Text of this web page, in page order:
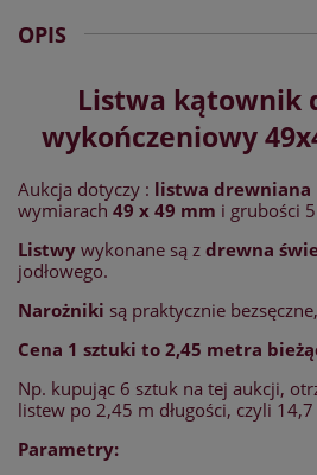
OPIS
Listwa kątownik
wykończeniowy
Aukcja dotyczy : listwa drewniana
wymiarach 49 x 49 mm i grubości
Listwy wykonane są z drewna
jodłowego.
Narożniki są praktycznie
Cena 1 sztuki to 2,45 metra
Np. kupując 6 sztuk na tej aukcji,
listew po 2,45 m długości, czyli
Parametry: